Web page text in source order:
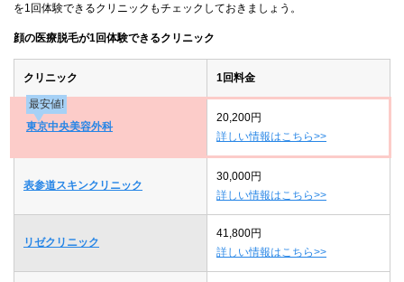
を1回体験できるクリニックもチェックしておきましょう。
顔の医療脱毛が1回体験できるクリニック
クリニック 1回料金
最安値!
東京中央美容外科
20,200円
詳しい情報はこちら>>
表参道スキンクリニック
30,000円
詳しい情報はこちら>>
リゼクリニック
41,800円
詳しい情報はこちら>>